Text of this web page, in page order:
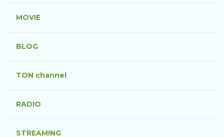
MOVIE
BLOG
TON channel
RADIO
STREAMING